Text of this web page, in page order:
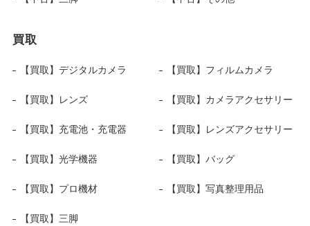
買取
【買取】デジタルカメラ 【買取】フィルムカメラ
【買取】レンズ 【買取】カメラアクセサリー
【買取】充電池・充電器 【買取】レンズアクセサリー
【買取】光学機器 【買取】バッグ
【買取】プロ機材 【買取】写真整理用品
【買取】三脚